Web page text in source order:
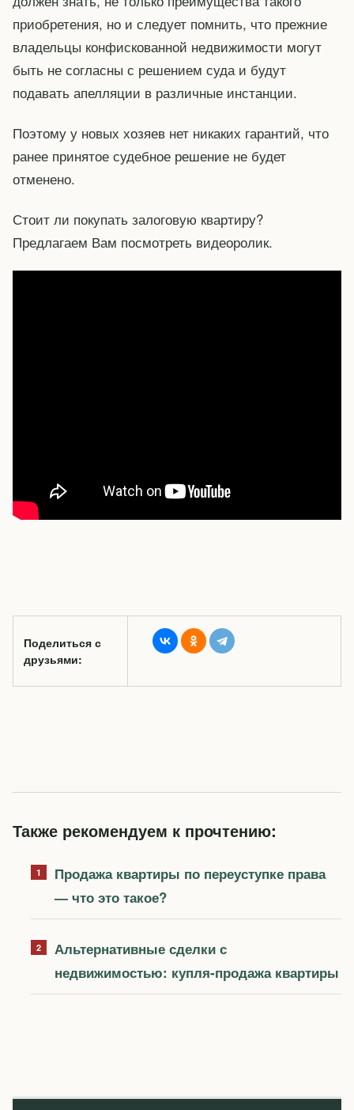
приобретения, но и следует помнить, что прежние
владельцы конфискованной недвижимости могут
быть не согласны с решением суда и будут
подавать апелляции в различные инстанции.
Поэтому у новых хозяев нет никаких гарантий, что
ранее принятое судебное решение не будет
отменено.
Стоит ли покупать залоговую квартиру?
Предлагаем Вам посмотреть видеоролик.
Поделиться с
друзьями:
Также рекомендуем к прочтению:
Продажа квартиры по переуступке права
— что это такое?
Альтернативные сделки с
недвижимостью: купля-продажа квартиры